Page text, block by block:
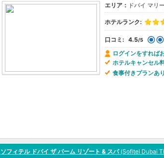
エリア： ドバイ マリ
ホテルランク:
口コミ: 4.5/5
ログインをすれば
ホテルキャンセル
食事付きプランあり
ソフィテル ドバイ ザ パーム リゾート & スパ(Sofitel Dubai